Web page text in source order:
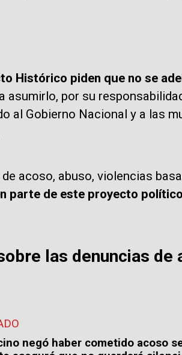
Histórico piden que no se
asumirlo, por su
al Gobierno Nacional y a las
acoso, abuso, violencias
parte de este proyecto político
las denuncias de
negó haber cometido acoso